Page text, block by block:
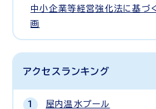
中小企業等経営強化法に基づ
画
アクセスランキング
屋内温水プール